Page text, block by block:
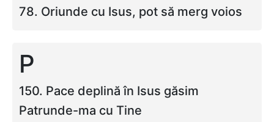
78. Oriunde cu Isus, pot să merg voios
P
150. Pace deplină în Isus găsim
Patrunde-ma cu Tine